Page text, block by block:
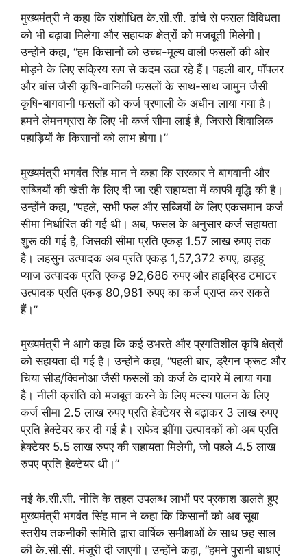
मुख्यमंत्री ने कहा कि संशोधित के.सी.सी. ढांचे से फसल विविधता
को भी बढ़ावा मिलेगा और सहायक क्षेत्रों को मजबूती मिलेगी।
उन्होंने कहा, “हम किसानों को उच्च-मूल्य वाली फसलों की ओर
मोड़ने के लिए सक्रिय रूप से कदम उठा रहे हैं। पहली बार, पॉपलर
और बांस जैसी कृषि-वानिकी फसलों के साथ-साथ जामुन जैसी
कृषि-बागवानी फसलों को कर्ज प्रणाली के अधीन लाया गया है।
हमने लेमनग्रास के लिए भी कर्ज सीमा लाई है, जिससे शिवालिक
पहाड़ियों के किसानों को लाभ होगा।”
मुख्यमंत्री भगवंत सिंह मान ने कहा कि सरकार ने बागवानी और
सब्जियों की खेती के लिए दी जा रही सहायता में काफी वृद्धि की है।
उन्होंने कहा, “पहले, सभी फल और सब्जियों के लिए एकसमान कर्ज
सीमा निर्धारित की गई थी। अब, फसल के अनुसार कर्ज सहायता
शुरू की गई है, जिसकी सीमा प्रति एकड़ 1.57 लाख रुपए तक
है। लहसुन उत्पादक अब प्रति एकड़ 1,57,372 रुपए, हाड़हू
प्याज उत्पादक प्रति एकड़ 92,686 रुपए और हाइब्रिड टमाटर
उत्पादक प्रति एकड़ 80,981 रुपए का कर्ज प्राप्त कर सकते
हैं।”
मुख्यमंत्री ने आगे कहा कि कई उभरते और प्रगतिशील कृषि क्षेत्रों
को सहायता दी गई है। उन्होंने कहा, “पहली बार, ड्रैगन फ्रूट और
चिया सीड/क्विनोआ जैसी फसलों को कर्ज के दायरे में लाया गया
है। नीली क्रांति को मजबूत करने के लिए मत्स्य पालन के लिए
कर्ज सीमा 2.5 लाख रुपए प्रति हेक्टेयर से बढ़ाकर 3 लाख रुपए
प्रति हेक्टेयर कर दी गई है। सफेद झींगा उत्पादकों को अब प्रति
हेक्टेयर 5.5 लाख रुपए की सहायता मिलेगी, जो पहले 4.5 लाख
रुपए प्रति हेक्टेयर थी।”
नई के.सी.सी. नीति के तहत उपलब्ध लाभों पर प्रकाश डालते हुए
मुख्यमंत्री भगवंत सिंह मान ने कहा कि किसानों को अब सूबा
स्तरीय तकनीकी समिति द्वारा वार्षिक समीक्षाओं के साथ छह साल
की के.सी.सी. मंजूरी दी जाएगी। उन्होंने कहा, “हमने पुरानी बाधाएं